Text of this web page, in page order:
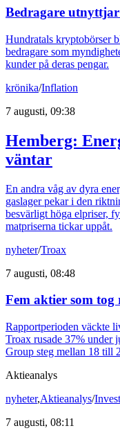
Bedragare
Hundratals kryptobörser
bedragare som
kunder på deras pengar.
krönika/Inflation
7 augusti, 09:38
Hemberg:
väntar
En andra våg av dyra
gaslager pekar i den
besvärligt höga elpriser,
matpriserna tickar uppåt.
nyheter/Troax
7 augusti, 08:48
Fem aktier som tog
Rapportperioden väckte
Troax rusade 37% under
Group steg mellan 18 till
Aktieanalys
nyheter,Aktieanalys/
7 augusti, 08:11